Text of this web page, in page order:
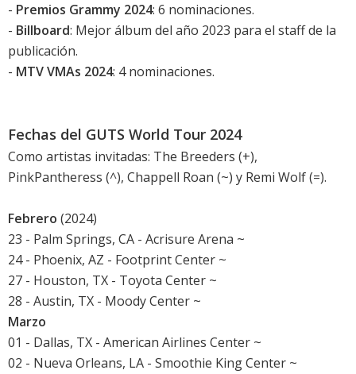
- Premios Grammy 2024: 6 nominaciones.
- Billboard: Mejor álbum del año 2023 para el staff de la
publicación.
- MTV VMAs 2024: 4 nominaciones.
Fechas del GUTS World Tour 2024
Como artistas invitadas: The Breeders (+),
PinkPantheress (^), Chappell Roan (~) y Remi Wolf (=).
Febrero (2024)
23 - Palm Springs, CA - Acrisure Arena ~
24 - Phoenix, AZ - Footprint Center ~
27 - Houston, TX - Toyota Center ~
28 - Austin, TX - Moody Center ~
Marzo
01 - Dallas, TX - American Airlines Center ~
02 - Nueva Orleans, LA - Smoothie King Center ~